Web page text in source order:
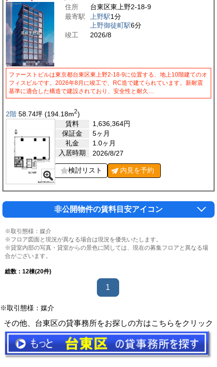
住所
台東区東上野2-18-9
最寄駅
上野駅1分
上野御徒町駅6分
竣工
2026/8
ファーストビルは東京都台東区東上野2-18-9に位置する、地上10階建てのオ
フィスビルです。2026年8月に竣工で、RC造で建てられています。新耐震
基準に適合した構造で建設されており、安全性と耐久…
2階 58.74坪 (194.18m2)
賃料
1,636,364円
保証金
5ヶ月
礼金
1.0ヶ月
入居時期
2026/8/27
検討リスト 内見を予約
非公開物件の賃料目安アイコン
※取引態様：媒介
※フロア図面と現況が異なる場合は現況を優先いたします。
※貸室内部の写真・貸室からの景色に関しては、現在の募集フロアと異なる場
合がございます。
総数： 12棟(20件)
1
※取引態様：媒介
その他、台東区の貸事務所をお探しの方はこちらをクリック